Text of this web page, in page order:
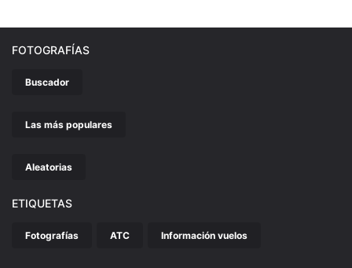
FOTOGRAFÍAS
Buscador
Las más populares
Aleatorias
ETIQUETAS
Fotografías ATC Información vuelos